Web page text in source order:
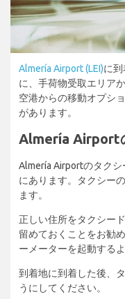
Almería Airport (LEI)に
に、手荷物受取エリア
空港からの移動オプショ
があります。
Almería Airport
Almería Airportのタク
にあります。タクシー
ます。
正しい住所をタクシー
留めておくことをお勧
ーメーターを起動する
到着地に到着した後、
うにしてください。